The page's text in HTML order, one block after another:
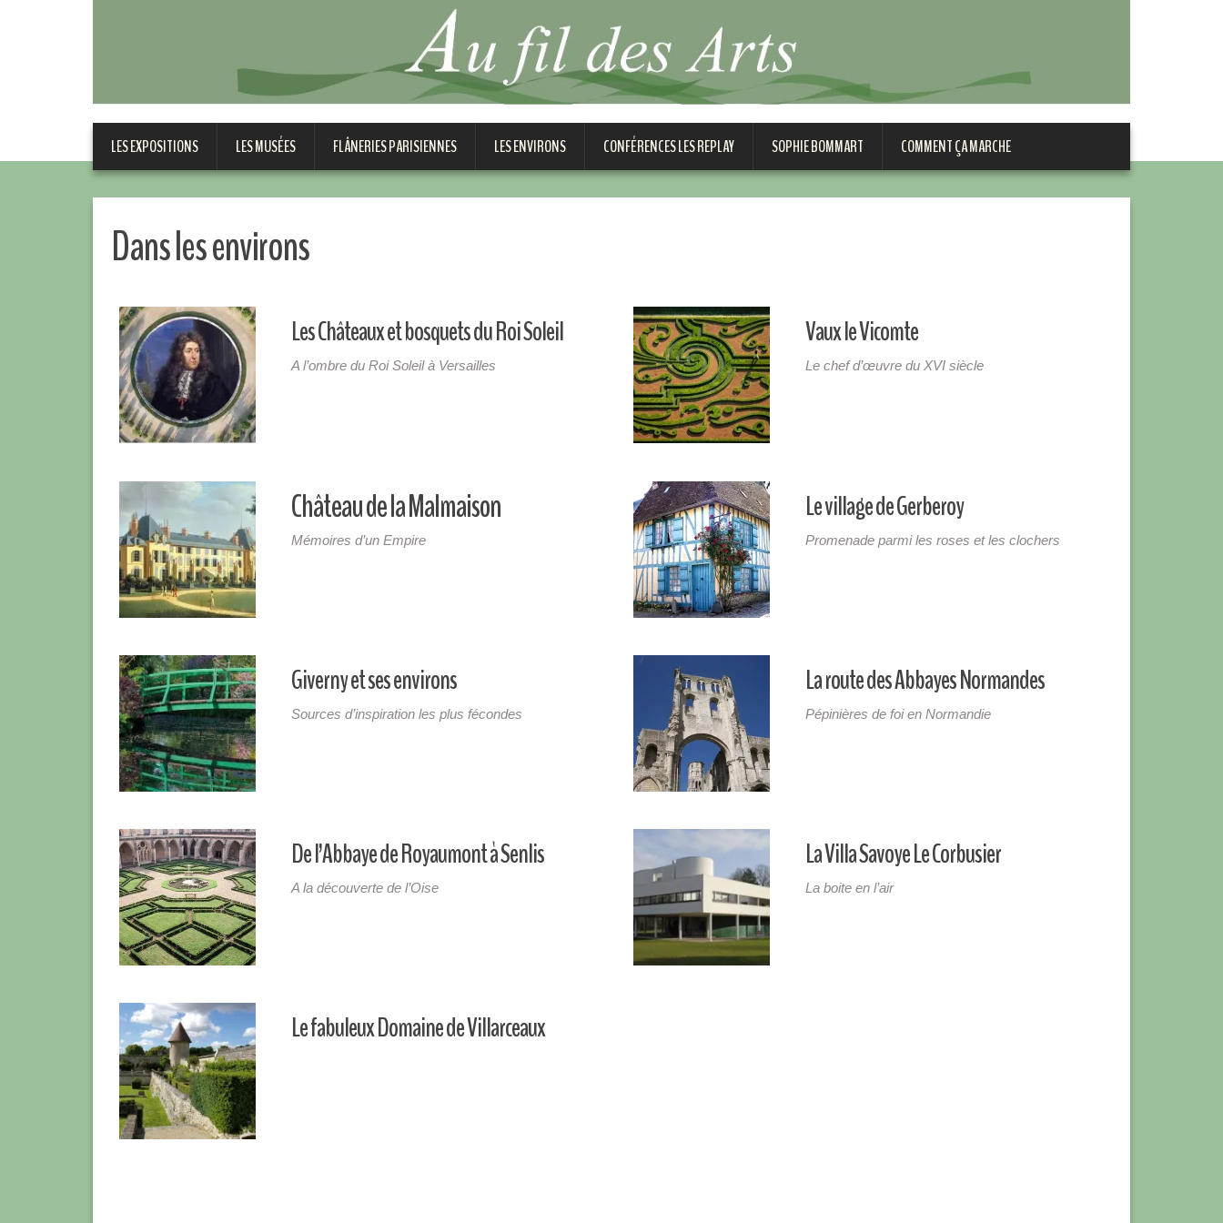
LES EXPOSITIONS LES MUSÉES FLÂNERIES PARISIENNES LES ENVIRONS CONFÉRENCES LES REPLAY SOPHIE BOMMART COMMENT ÇA MARCHE
Dans les environs
Les Châteaux et bosquets du Roi Soleil
A l’ombre du Roi Soleil à Versailles
Château de la Malmaison
Mémoires d’un Empire
Giverny et ses environs
Sources d’inspiration les plus fécondes
De l’Abbaye de Royaumont à Senlis
A la découverte de l’Oise
Le fabuleux Domaine de Villarceaux
Vaux le Vicomte
Le chef d’œuvre du XVI siècle
Le village de Gerberoy
Promenade parmi les roses et les clochers
La route des Abbayes Normandes
Pépinières de foi en Normandie
La Villa Savoye Le Corbusier
La boite en l’air